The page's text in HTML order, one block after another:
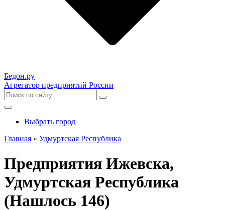
Бедон.ру
Агрегатор предприятий России
Выбрать город
Главная » Удмуртская Республика
Предприятия Ижевска,
Удмуртская Республика
(Нашлось 146)